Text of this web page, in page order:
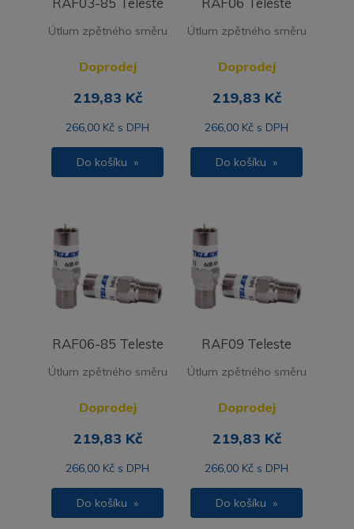
Útlum zpětného směru
Doprodej
219,83 Kč
266,00 Kč s DPH
Do košíku »
Útlum zpětného směru
Doprodej
219,83 Kč
266,00 Kč s DPH
Do košíku »
RAF06-85 Teleste
Útlum zpětného směru
Doprodej
219,83 Kč
266,00 Kč s DPH
Do košíku »
RAF09 Teleste
Útlum zpětného směru
Doprodej
219,83 Kč
266,00 Kč s DPH
Do košíku »